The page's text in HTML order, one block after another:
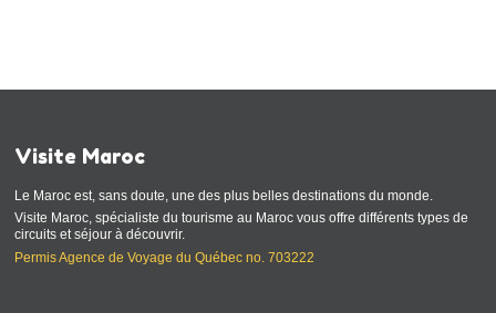
Visite Maroc
Le Maroc est, sans doute, une des plus belles destinations du monde.
Visite Maroc, spécialiste du tourisme au Maroc vous offre différents types de
circuits et séjour à découvrir.
Permis Agence de Voyage du Québec no. 703222